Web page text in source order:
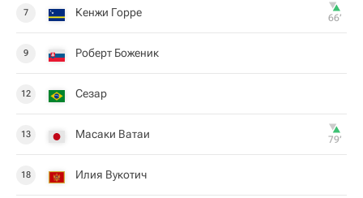
7 Кенжи Горре 66‎’‎
9 Роберт Боженик
12 Сезар
13 Масаки Ватаи 79‎’‎
18 Илия Вукотич